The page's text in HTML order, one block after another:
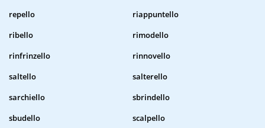
repello
riappuntello
ribello
rimodello
rinfrinzello
rinnovello
saltello
salterello
sarchiello
sbrindello
sbudello
scalpello